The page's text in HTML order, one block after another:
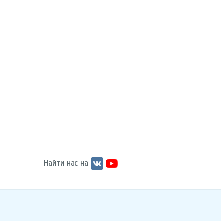
Найти нас на